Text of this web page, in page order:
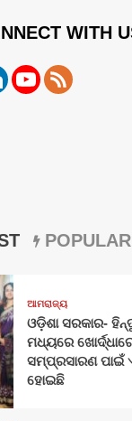
WITH
ଆମରାଜ୍ୟ
ଓଡ଼ିଶା ସରକାର-
ମଧ୍ୟରେ
ସମ୍ପ୍ରସାରଣ ପାଇଁ
ହୋଇଛି